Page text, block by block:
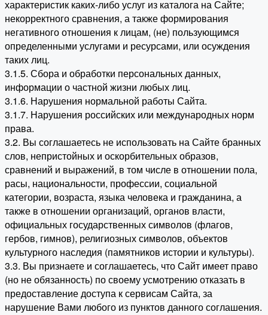
характеристик каких-либо услуг из каталога на Сайте;
некорректного сравнения, а также формирования
негативного отношения к лицам, (не) пользующимся
определенными услугами и ресурсами, или осуждения
таких лиц.
3.1.5. Сбора и обработки персональных данных,
информации о частной жизни любых лиц.
3.1.6. Нарушения нормальной работы Сайта.
3.1.7. Нарушения российских или международных норм
права.
3.2. Вы соглашаетесь не использовать на Сайте бранных
слов, непристойных и оскорбительных образов,
сравнений и выражений, в том числе в отношении пола,
расы, национальности, профессии, социальной
категории, возраста, языка человека и гражданина, а
также в отношении организаций, органов власти,
официальных государственных символов (флагов,
гербов, гимнов), религиозных символов, объектов
культурного наследия (памятников истории и культуры).
3.3. Вы признаете и соглашаетесь, что Сайт имеет право
(но не обязанность) по своему усмотрению отказать в
предоставление доступа к сервисам Сайта, за
нарушение Вами любого из пунктов данного соглашения.